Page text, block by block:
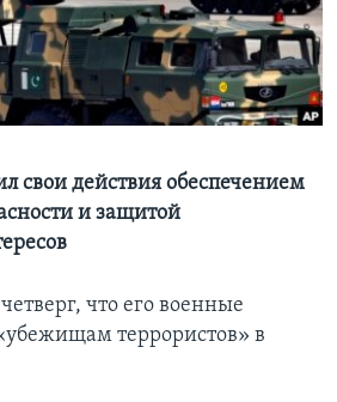
свои действия обеспечением
и защитой
что его военные
террористов» в